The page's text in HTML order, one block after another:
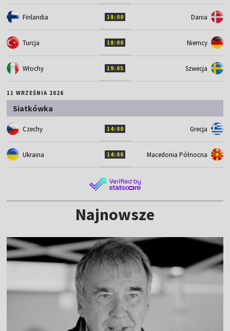
Finlandia 18:00 Dania
Turcja 18:00 Niemcy
Włochy 19:05 Szwecja
11 WRZEŚNIA 2026
Siatkówka
Czechy 14:00 Grecja
Ukraina 14:00 Macedonia Północna
Najnowsze